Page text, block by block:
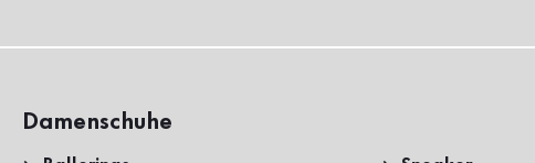
Damenschuhe